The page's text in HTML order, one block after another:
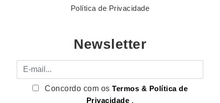
Política de Privacidade
Newsletter
E-mail
Concordo com osTermos & Política de
Privacidade .